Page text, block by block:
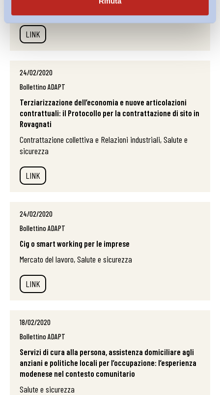
LINK
24/02/2020
Bollettino ADAPT
Terziarizzazione dell’economia e nuove articolazioni
contrattuali: il Protocollo per la contrattazione di sito in
Rovagnati
Contrattazione collettiva e Relazioni industriali, Salute e
sicurezza
LINK
24/02/2020
Bollettino ADAPT
Cig o smart working per le imprese
Mercato del lavoro, Salute e sicurezza
LINK
18/02/2020
Bollettino ADAPT
Servizi di cura alla persona, assistenza domiciliare agli
anziani e politiche locali per l’occupazione: l’esperienza
modenese nel contesto comunitario
Salute e sicurezza